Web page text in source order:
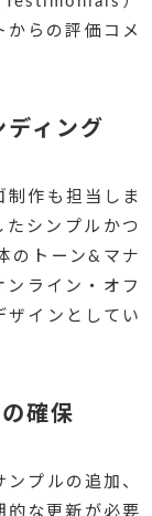
からの評価コメ
ディング
制作も担当しま
たシンプルかつ
のトーン&マナ
ンライン・オフ
ザインとしてい
確保
プルの追加、
的な更新が必要